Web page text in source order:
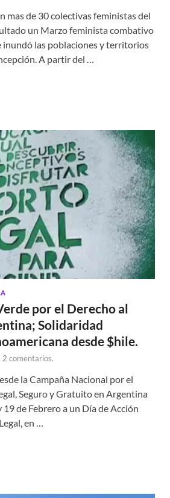
mas de 30 colectivas feministas del
un Marzo feminista combativo
inundó las poblaciones y territorios
A partir del …
por el Derecho al
Solidaridad
desde $hile.
2 comentarios.
la Campaña Nacional por el
Seguro y Gratuito en Argentina
de Febrero a un Día de Acción
en …